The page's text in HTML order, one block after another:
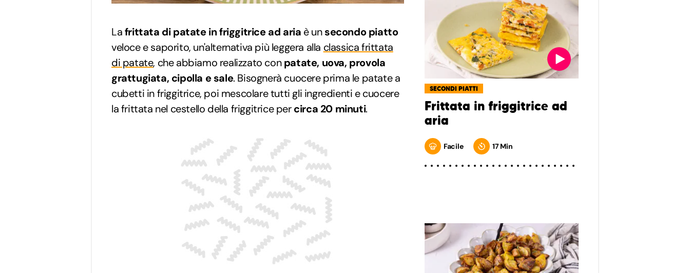
Lafrittata di patate in friggitrice ad aria è unsecondo piatto
veloce e saporito, un'alternativa più leggera alla classica frittata
di patate, che abbiamo realizzato conpatate, uova, provola
grattugiata, cipolla e sale. Bisognerà cuocere prima le patate a
cubetti in friggitrice, poi mescolare tutti gli ingredienti e cuocere
la frittata nel cestello della friggitrice percirca 20 minuti.
SECONDI PIATTI
Frittata in friggitrice ad
aria
Facile 17 Min